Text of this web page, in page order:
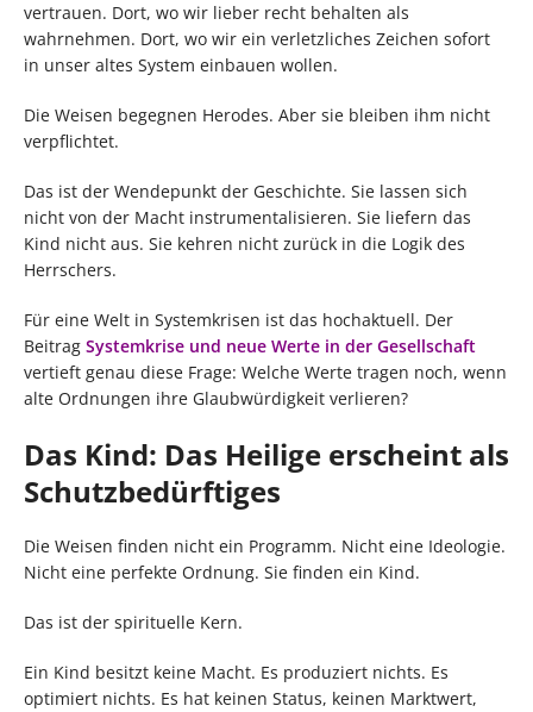
vertrauen. Dort, wo wir lieber recht behalten als
wahrnehmen. Dort, wo wir ein verletzliches Zeichen sofort
in unser altes System einbauen wollen.
Die Weisen begegnen Herodes. Aber sie bleiben ihm nicht
verpflichtet.
Das ist der Wendepunkt der Geschichte. Sie lassen sich
nicht von der Macht instrumentalisieren. Sie liefern das
Kind nicht aus. Sie kehren nicht zurück in die Logik des
Herrschers.
Für eine Welt in Systemkrisen ist das hochaktuell. Der
Beitrag Systemkrise und neue Werte in der Gesellschaft
vertieft genau diese Frage: Welche Werte tragen noch, wenn
alte Ordnungen ihre Glaubwürdigkeit verlieren?
Das Kind: Das Heilige erscheint als
Schutzbedürftiges
Die Weisen finden nicht ein Programm. Nicht eine Ideologie.
Nicht eine perfekte Ordnung. Sie finden ein Kind.
Das ist der spirituelle Kern.
Ein Kind besitzt keine Macht. Es produziert nichts. Es
optimiert nichts. Es hat keinen Status, keinen Marktwert,